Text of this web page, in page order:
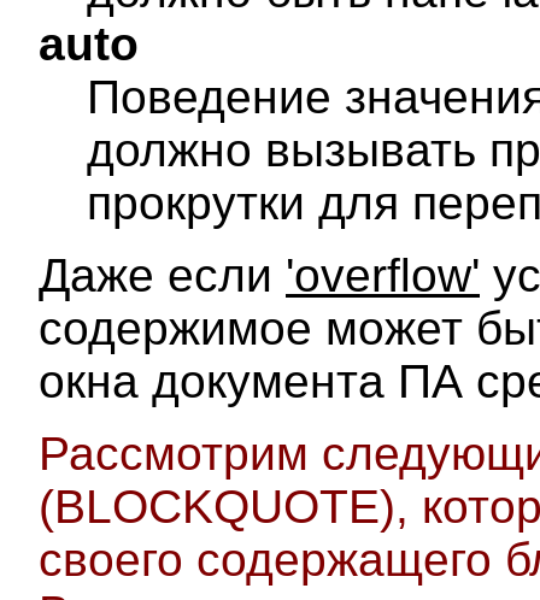
auto
Поведение
должно вызывать
прокрутки для
Даже если 'overflow'
содержимое может
окна документа ПА
Рассмотрим
(BLOCKQUOTE),
своего содержащего